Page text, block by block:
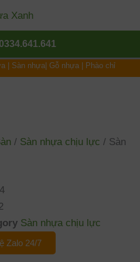
| Sàn nhựa| Gỗ nhựa | Phào chỉ
/ Sàn nhựa chịu lực / Sàn
Sàn nhựa chịu lực
Zalo 24/7